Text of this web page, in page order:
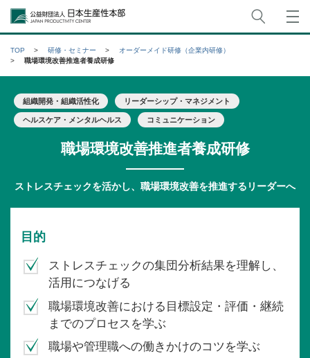
公益財団法人日本生産性本部
TOP 研修・セミナー
オーダーメイド研修（企業内研修）
職場環境改善推進者養成研修
組織開発・組織活性化 リーダーシップ・マネジメント
ヘルスケア・メンタルヘルス コミュニケーション
職場環境改善推進者養成研修
ストレスチェックを活かし、職場環境改善を推進するリーダーへ
目的
ストレスチェックの集団分析結果を理解し、
活用につなげる
職場環境改善における目標設定・評価・継続
までのプロセスを学ぶ
職場や管理職への働きかけのコツを学ぶ